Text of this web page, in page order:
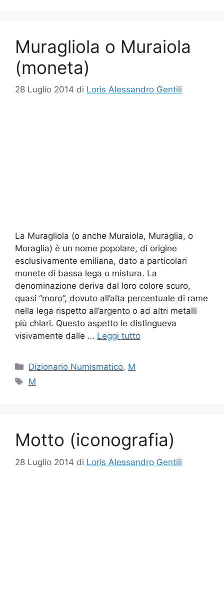
Muragliola o Muraiola
(moneta)
28 Luglio 2014 di Loris Alessandro Gentili
La Muragliola (o anche Muraiola, Muraglia, o
Moraglia) è un nome popolare, di origine
esclusivamente emiliana, dato a particolari
monete di bassa lega o mistura. La
denominazione deriva dal loro colore scuro,
quasi “moro”, dovuto all’alta percentuale di rame
nella lega rispetto all’argento o ad altri metalli
più chiari. Questo aspetto le distingueva
visivamente dalle … Leggi tutto
Categorie
Dizionario Numismatico, M
Tag
M
Motto (iconografia)
28 Luglio 2014 di Loris Alessandro Gentili